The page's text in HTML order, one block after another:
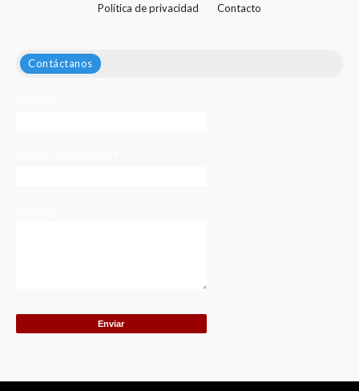
Política de privacidad Contacto
Contáctanos